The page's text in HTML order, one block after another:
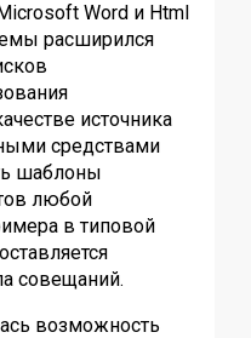
Word и Html
расширился
источника
средствами
шаблоны
любой
в типовой
совещаний.
возможность